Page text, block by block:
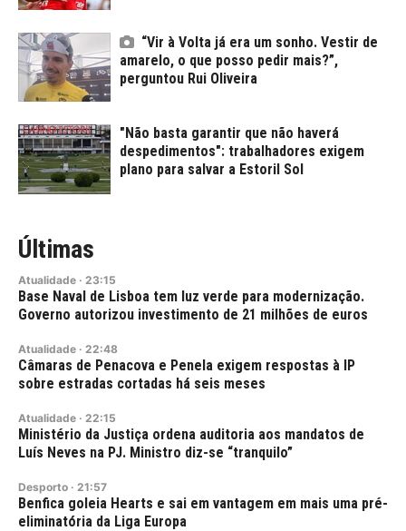
“Vir à Volta já era um sonho. Vestir de
amarelo, o que posso pedir mais?”,
perguntou Rui Oliveira
"Não basta garantir que não haverá
despedimentos": trabalhadores exigem
plano para salvar a Estoril Sol
Últimas
Atualidade · 23:15
Base Naval de Lisboa tem luz verde para modernização.
Governo autorizou investimento de 21 milhões de euros
Atualidade · 22:48
Câmaras de Penacova e Penela exigem respostas à IP
sobre estradas cortadas há seis meses
Atualidade · 22:15
Ministério da Justiça ordena auditoria aos mandatos de
Luís Neves na PJ. Ministro diz-se “tranquilo”
Desporto · 21:57
Benfica goleia Hearts e sai em vantagem em mais uma pré-
eliminatória da Liga Europa